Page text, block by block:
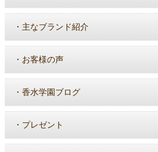
・ 主なブランド紹介
・ お客様の声
・ 香水学園ブログ
・ プレゼント